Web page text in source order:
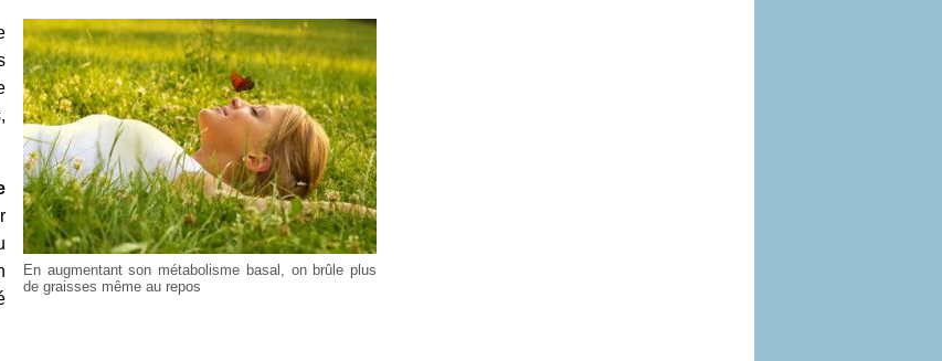
En augmentant son métabolisme basal, on brûle plus
de graisses même au repos